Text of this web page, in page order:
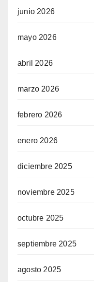
junio 2026
mayo 2026
abril 2026
marzo 2026
febrero 2026
enero 2026
diciembre 2025
noviembre 2025
octubre 2025
septiembre 2025
agosto 2025